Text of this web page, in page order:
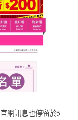
網訊息也停留於5